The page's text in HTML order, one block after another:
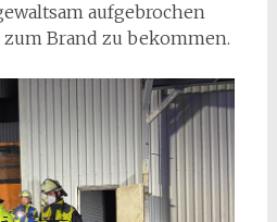
aufgebrochen
Brand zu bekommen.